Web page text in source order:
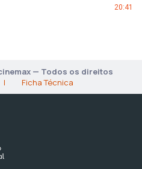
20:41
— Todos os direitos
| Ficha Técnica